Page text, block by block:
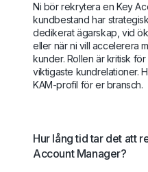
Ni bör rekrytera en Key
kundbestand har
dedikerat ägarskap, vid
eller när ni vill accelerera
kunder. Rollen är kritisk
viktigaste kundrelationer.
KAM-profil för er bransch.
Hur lång tid tar det att
Account Manager?